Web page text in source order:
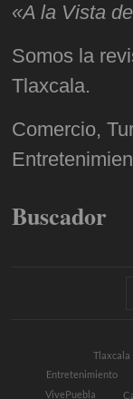
«A la Vista
Somos la
Tlaxcala.
Comercio,
Buscador
Tlaxcala
Entretenimiento
VivePuebla